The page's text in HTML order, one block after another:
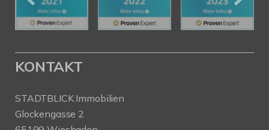
KONTAKT
STADTBLICK Immobilien
Glockengasse 2